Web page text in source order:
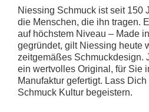
Niessing Schmuck ist seit 150
die Menschen, die ihn tragen.
auf höchstem Niveau – Made
gegründet, gilt Niessing heute
zeitgemäßes Schmuckdesign.
ein wertvolles Original, für Sie
Manufaktur gefertigt. Lass
Schmuck Kultur begeistern.